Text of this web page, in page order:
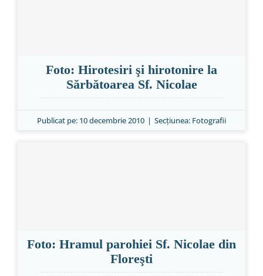
Foto: Hirotesiri şi hirotonire la
Sărbătoarea Sf. Nicolae
Publicat pe: 10 decembrie 2010 | Secțiunea: Fotografii
Foto: Hramul parohiei Sf. Nicolae din
Floreşti